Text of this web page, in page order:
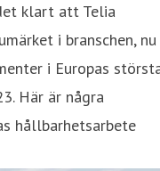
klart att Telia
i branschen, nu
i Europas
Här är några
hållbarhetsarbete